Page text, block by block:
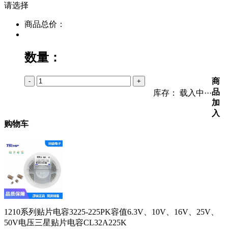
请选择
商品总价：
数量：
- +
库存： 载入中···
商
品
加
入
购物车
1210系列贴片电容3225-225PK容值6.3V、10V、16V、25V、
50V电压三星贴片电容CL32A225K